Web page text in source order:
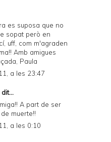
es suposa que no
sopat però en
uff, com m'agraden
Amb amigues
Paula
a les 23:47
dit...
A part de ser
muerte!!
a les 0:10